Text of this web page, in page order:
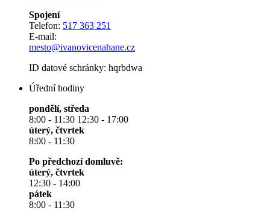
Spojení
Telefon: 517 363 251
E-mail:
mesto@ivanovicenahane.cz
ID datové schránky: hqrbdwa
Úřední hodiny
pondělí, středa
8:00 - 11:30 12:30 - 17:00
úterý, čtvrtek
8:00 - 11:30
Po předchozí domluvě:
úterý, čtvrtek
12:30 - 14:00
pátek
8:00 - 11:30